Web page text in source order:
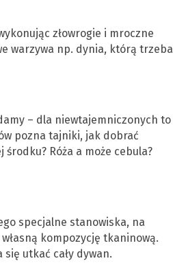
złowrogie i mroczne
warzywa np. dynia, którą trzeba
– dla niewtajemniczonych to
pozna tajniki, jak dobrać
Róża a może cebula?
specjalne stanowiska, na
kompozycję tkaninową.
utkać cały dywan.